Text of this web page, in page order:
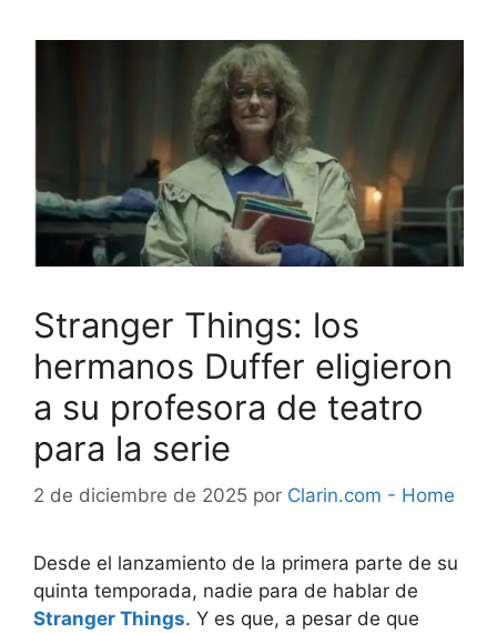
Stranger Things: los
hermanos Duffer eligieron
a su profesora de teatro
para la serie
2 de diciembre de 2025 por Clarin.com - Home
Desde el lanzamiento de la primera parte de su
quinta temporada, nadie para de hablar de
Stranger Things. Y es que, a pesar de que